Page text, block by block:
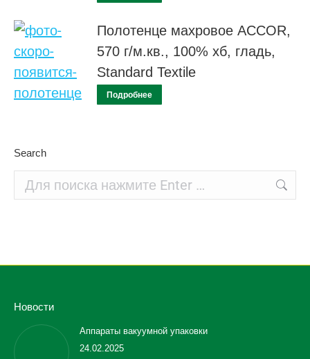
Полотенце махровое ACCOR,
570 г/м.кв., 100% хб, гладь,
Standard Textile
Подробнее
Search
Новости
Аппараты вакуумной упаковки
24.02.2025